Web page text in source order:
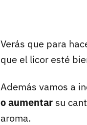
Verás que para
que el licor esté
Además vamos a
o aumentar su
aroma.